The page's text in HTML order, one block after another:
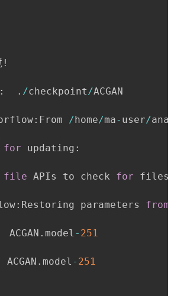
!
: . /checkpoint/ACGAN
: From /home/ma- user/
for updating :
file APIs to check for files
: Restoring parameters from
ACGAN
. model - 251
ACGAN
. model - 251